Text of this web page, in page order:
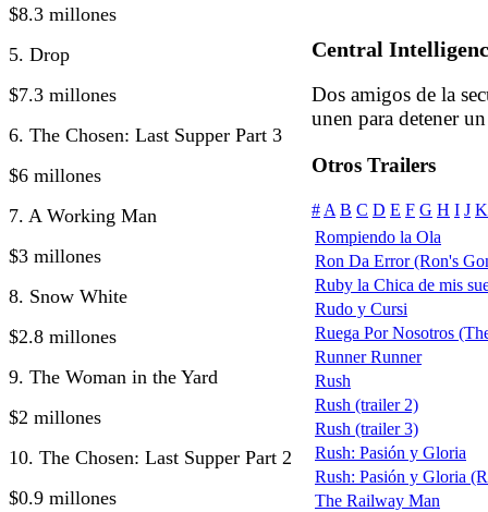
$8.3 millones
5. Drop
$7.3 millones
6. The Chosen: Last Supper Part 3
$6 millones
7. A Working Man
$3 millones
8. Snow White
$2.8 millones
9. The Woman in the Yard
$2 millones
10. The Chosen: Last Supper Part 2
$0.9 millones
Central
Dos amigos de la
unen para detener
Otros Trailers
# A B C D E F G H I J K
Rompiendo la Ola
Ron Da Error (Ron's
Ruby la Chica de mis
Rudo y Cursi
Ruega Por Nosotros
Runner Runner
Rush
Rush (trailer 2)
Rush (trailer 3)
Rush: Pasión y Gloria
Rush: Pasión y Gloria
The Railway Man